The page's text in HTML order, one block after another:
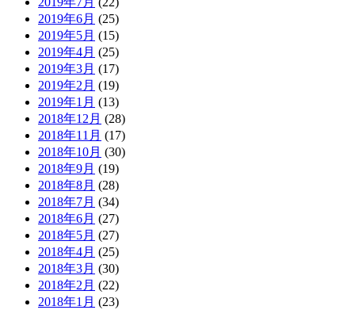
2019年6月 (25)
2019年5月 (15)
2019年4月 (25)
2019年3月 (17)
2019年2月 (19)
2019年1月 (13)
2018年12月 (28)
2018年11月 (17)
2018年10月 (30)
2018年9月 (19)
2018年8月 (28)
2018年7月 (34)
2018年6月 (27)
2018年5月 (27)
2018年4月 (25)
2018年3月 (30)
2018年2月 (22)
2018年1月 (23)